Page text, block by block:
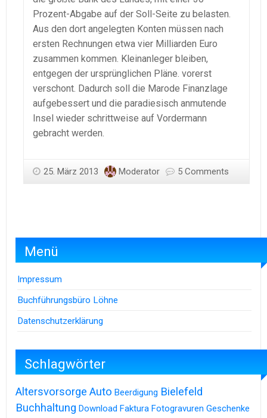
Prozent-Abgabe auf der Soll-Seite zu belasten.
Aus den dort angelegten Konten müssen nach
ersten Rechnungen etwa vier Milliarden Euro
zusammen kommen. Kleinanleger bleiben,
entgegen der ursprünglichen Pläne. vorerst
verschont. Dadurch soll die Marode Finanzlage
aufgebessert und die paradiesisch anmutende
Insel wieder schrittweise auf Vordermann
gebracht werden.
25. März 2013 Moderator 5 Comments
Menü
Impressum
Buchführungsbüro Löhne
Datenschutzerklärung
Schlagwörter
Altersvorsorge Auto Beerdigung Bielefeld
Buchhaltung Download Faktura Fotogravuren Geschenke